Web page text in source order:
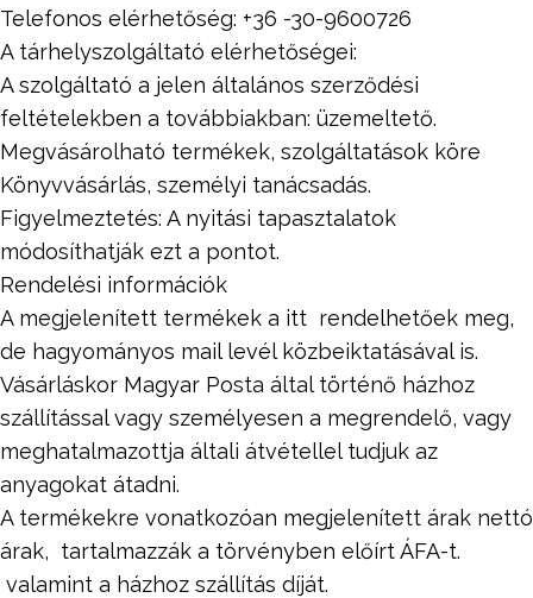
Telefonos elérhetőség: +36 -30-9600726
A tárhelyszolgáltató elérhetőségei:
A szolgáltató a jelen általános szerződési
feltételekben a továbbiakban: üzemeltető.
Megvásárolható termékek, szolgáltatások köre
Könyvvásárlás, személyi tanácsadás.
Figyelmeztetés: A nyitási tapasztalatok
módosíthatják ezt a pontot.
Rendelési információk
A megjelenített termékek a itt rendelhetőek meg,
de hagyományos mail levél közbeiktatásával is.
Vásárláskor Magyar Posta által történő házhoz
szállítással vagy személyesen a megrendelő, vagy
meghatalmazottja általi átvétellel tudjuk az
anyagokat átadni.
A termékekre vonatkozóan megjelenített árak nettó
árak, tartalmazzák a törvényben előírt ÁFA-t.
valamint a házhoz szállítás díját.